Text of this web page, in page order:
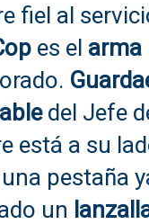
fiel al
es el arma
del Jefe
está a su
pestaña
un